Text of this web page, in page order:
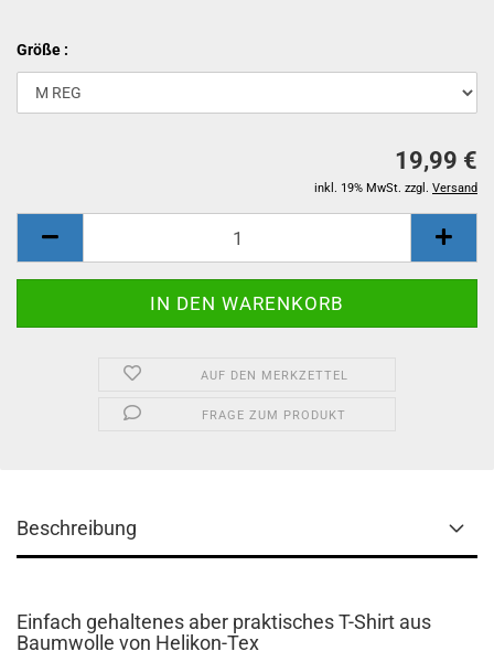
Größe :
19,99 €
inkl. 19% MwSt. zzgl. Versand
AUF DEN MERKZETTEL
FRAGE ZUM PRODUKT
Beschreibung
Einfach gehaltenes aber praktisches T-Shirt aus
Baumwolle von Helikon-Tex